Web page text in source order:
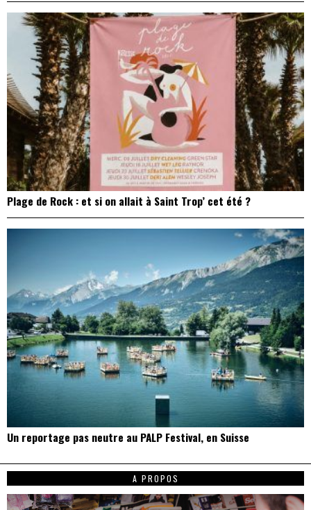
Plage de Rock : et si on allait à Saint Trop’ cet été ?
Un reportage pas neutre au PALP Festival, en Suisse
A PROPOS